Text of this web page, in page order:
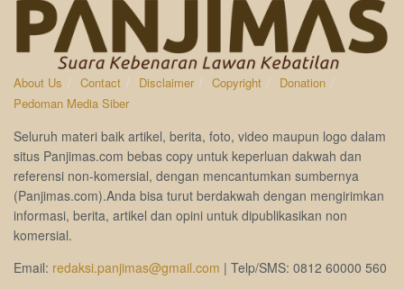
About Us Contact Disclaimer Copyright
Donation
Pedoman Media Siber
Seluruh materi baik artikel, berita, foto, video maupun logo dalam
situs Panjimas.com bebas copy untuk keperluan dakwah dan
referensi non-komersial, dengan mencantumkan sumbernya
(Panjimas.com).Anda bisa turut berdakwah dengan mengirimkan
informasi, berita, artikel dan opini untuk dipublikasikan non
komersial.
Email: redaksi.panjimas@gmail.com | Telp/SMS: 0812 60000 560